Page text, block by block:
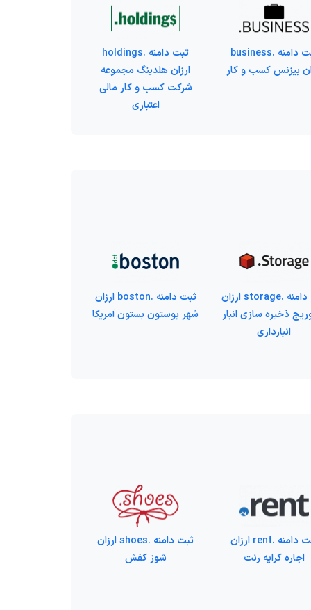
ثبت دامنه .business
بیزنس کسب و کار
ثبت دامنه .holdings
ارزان هلدینگ مجموعه
شرکت کسب و کار مالی
اعتباری
ثبت دامنه .storage ارزان
ذخیره سازی انبار
انبارداری
ثبت دامنه .boston ارزان
شهر بوستون بستون آمریکا
ثبت دامنه .rent ارزان
اجاره کرایه رنت
ثبت دامنه .shoes ارزان
شوز کفش